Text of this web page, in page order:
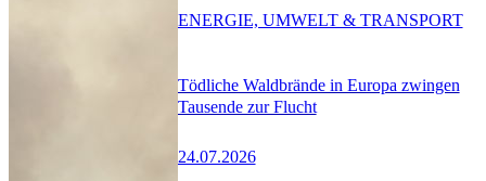
Tödliche Waldbrände in Europa zwingen
Tausende zur Flucht
24.07.2026
ENERGIE, UMWELT & TRANSPORT